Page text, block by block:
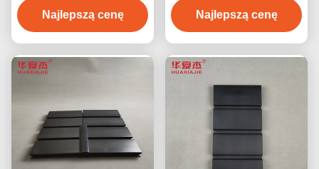
Materiał do dekoracji
wnętrz
Najlepszą cenę
łatwą instalacją
Najlepszą cenę